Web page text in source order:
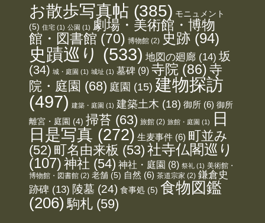
お散歩写真帖 (385) モニュメント
(5) 住宅 (1) 公園 (1) 劇場・美術館・博物
館・図書館 (70) 博物館 (2) 史跡 (94)
史蹟巡り (533) 地図の廻廊 (14) 坂
(34) 城・庭園 (1) 城址 (1) 墓碑 (9) 寺院 (86) 寺
院・庭園 (68) 庭園 (15) 建物探訪
(497) 建築・庭園 (1) 建築土木 (18) 御所 (6) 御所
離宮・庭園 (4) 掃苔 (63) 旅館 (2) 旅館・庭園 (1)
日
日是写真 (272) 生麦事件 (6) 町並み
(52) 町名由来板 (53) 社寺仏閣巡り
(107) 神社 (54) 神社・庭園 (8) 祭礼 (1) 美術館・
博物館・図書館 (2) 老舗 (5) 自然 (6) 茶道宗家 (2) 鎌倉史
跡碑 (13) 陵墓 (24) 食事処 (5) 食物図鑑
(206) 駒札 (59)